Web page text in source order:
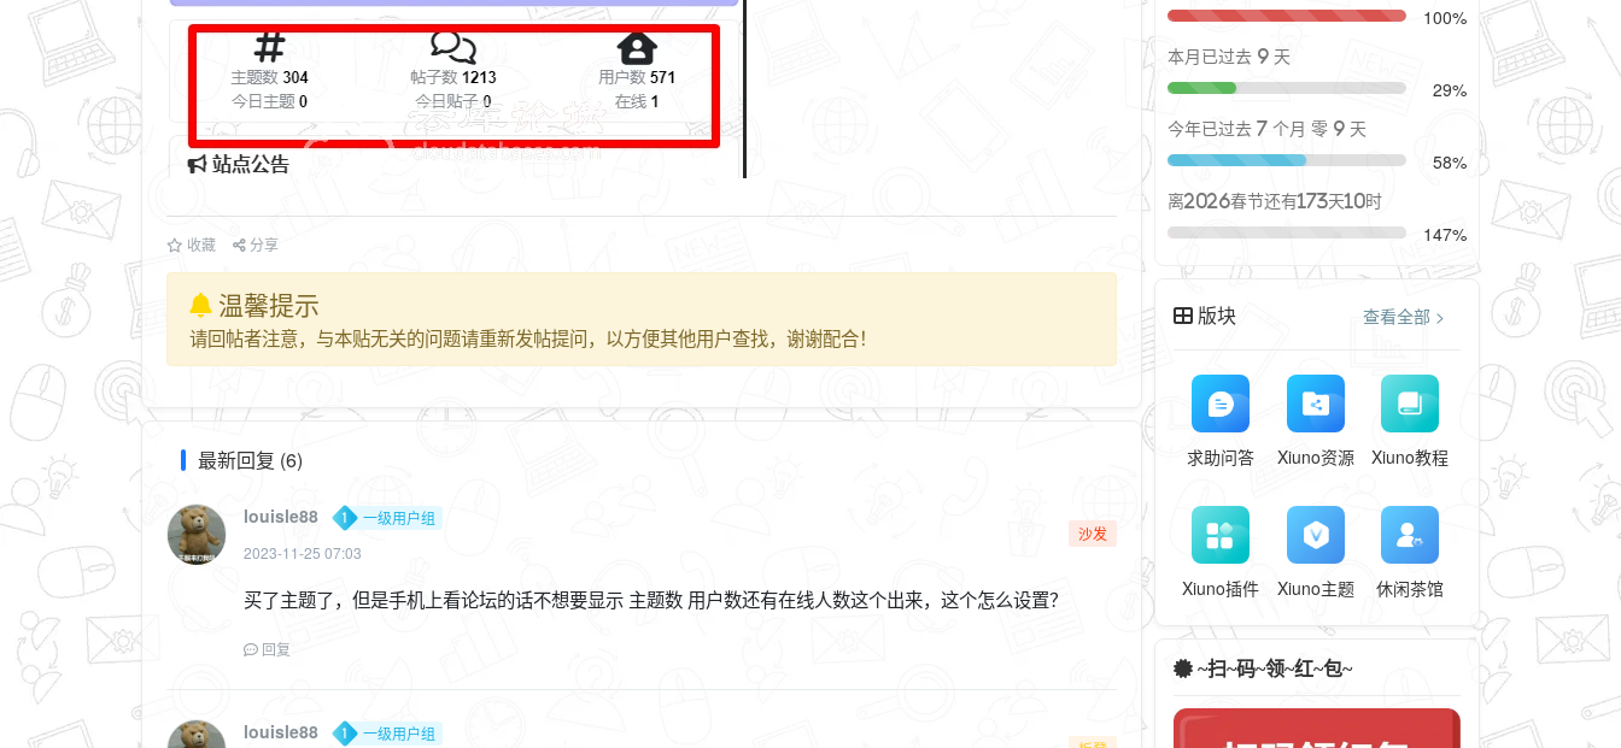
收藏 分享
温馨提示
请回帖者注意，与本贴无关的问题请重新发帖提问，以方便其他用户查找，谢谢配合！
最新回复 (6)
louisle88
一级用户组
2023-11-25 07:03
沙发
买了主题了，但是手机上看论坛的话不想要显示 主题数 用户数还有在线人数这个出来，这个怎么设置？
回复
louisle88
一级用户组
100%
本月已过去 9 天
29%
今年已过去 7 个月 零 9 天
58%
离2026春节还有173天10时
147%
版块 查看全部 >
求助问答 Xiuno资源 Xiuno教程
Xiuno插件 Xiuno主题 休闲茶馆
~扫~码~领~红~包~